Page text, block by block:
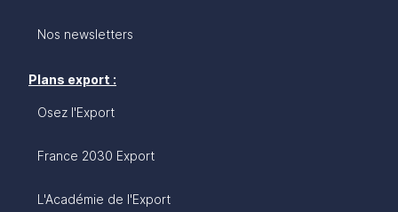
Nos newsletters
Plans export :
Osez l'Export
France 2030 Export
L'Académie de l'Export